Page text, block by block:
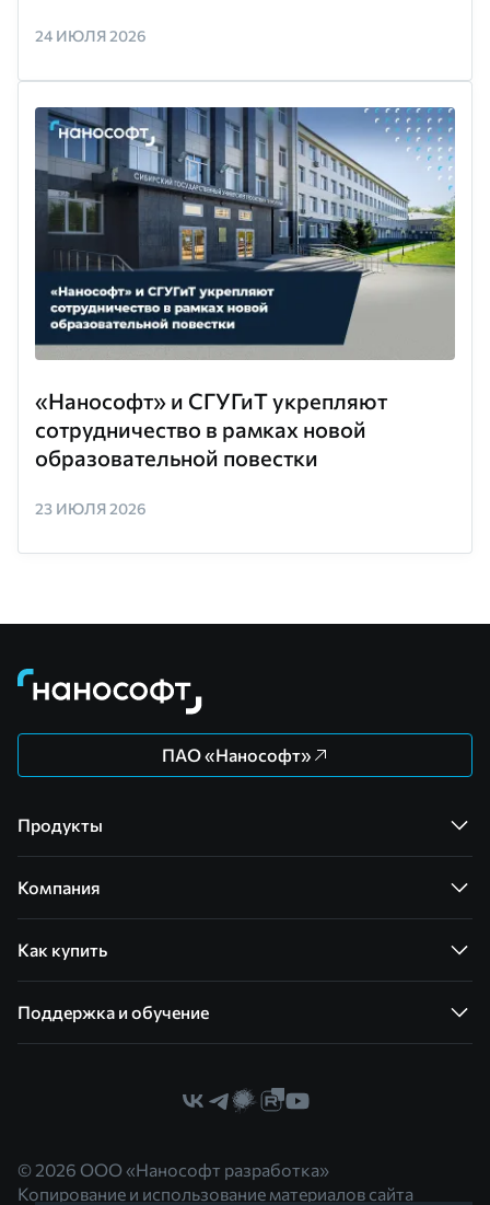
24 ИЮЛЯ 2026
«Нанософт» и СГУГиТ укрепляют
сотрудничество в рамках новой
образовательной повестки
23 ИЮЛЯ 2026
ПАО «Нанософт»
Продукты
Компания
Как купить
Поддержка и обучение
© 2026 ООО «Нанософт разработка»
Копирование и использование материалов сайта